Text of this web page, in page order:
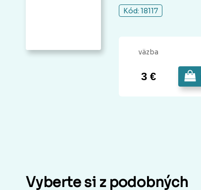
Kód: 18117
väzba
3 €
Vyberte si z podobných